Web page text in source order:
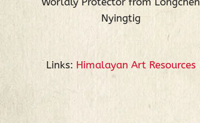
Nyingtig
Links: Himalayan Art Resources